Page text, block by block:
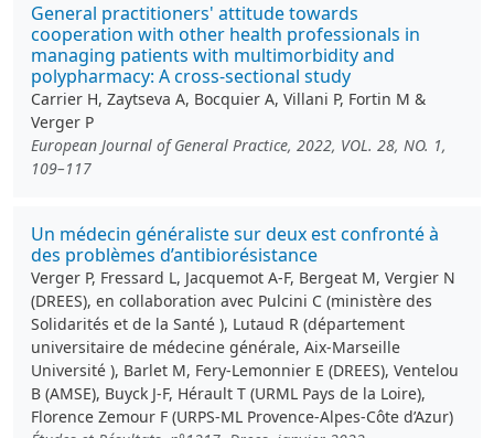
General practitioners' attitude towards
cooperation with other health professionals in
managing patients with multimorbidity and
polypharmacy: A cross-sectional study
Carrier H, Zaytseva A, Bocquier A, Villani P, Fortin M &
Verger P
European Journal of General Practice, 2022, VOL. 28, NO. 1,
109–117
Un médecin généraliste sur deux est confronté à
des problèmes d’antibiorésistance
Verger P, Fressard L, Jacquemot A-F, Bergeat M, Vergier N
(DREES), en collaboration avec Pulcini C (ministère des
Solidarités et de la Santé ), Lutaud R (département
universitaire de médecine générale, Aix-Marseille
Université ), Barlet M, Fery-Lemonnier E (DREES), Ventelou
B (AMSE), Buyck J-F, Hérault T (URML Pays de la Loire),
Florence Zemour F (URPS-ML Provence-Alpes-Côte d’Azur)